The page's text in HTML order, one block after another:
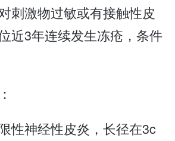
刺激物过敏或有接触性皮
近3年连续发生冻疮，条件
性神经性皮炎，长径在3c